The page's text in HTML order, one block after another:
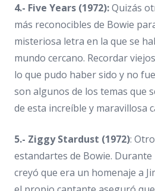
4.- Five Years (1972):Quizás
más reconocibles de Bowie
misteriosa letra en la que se
mundo cercano. Recordar
lo que pudo haber sido y no
son algunos de los temas que
de esta increíble y maravillosa
5.- Ziggy Stardust (1972):
estandartes de Bowie.
creyó que era un homenaje a